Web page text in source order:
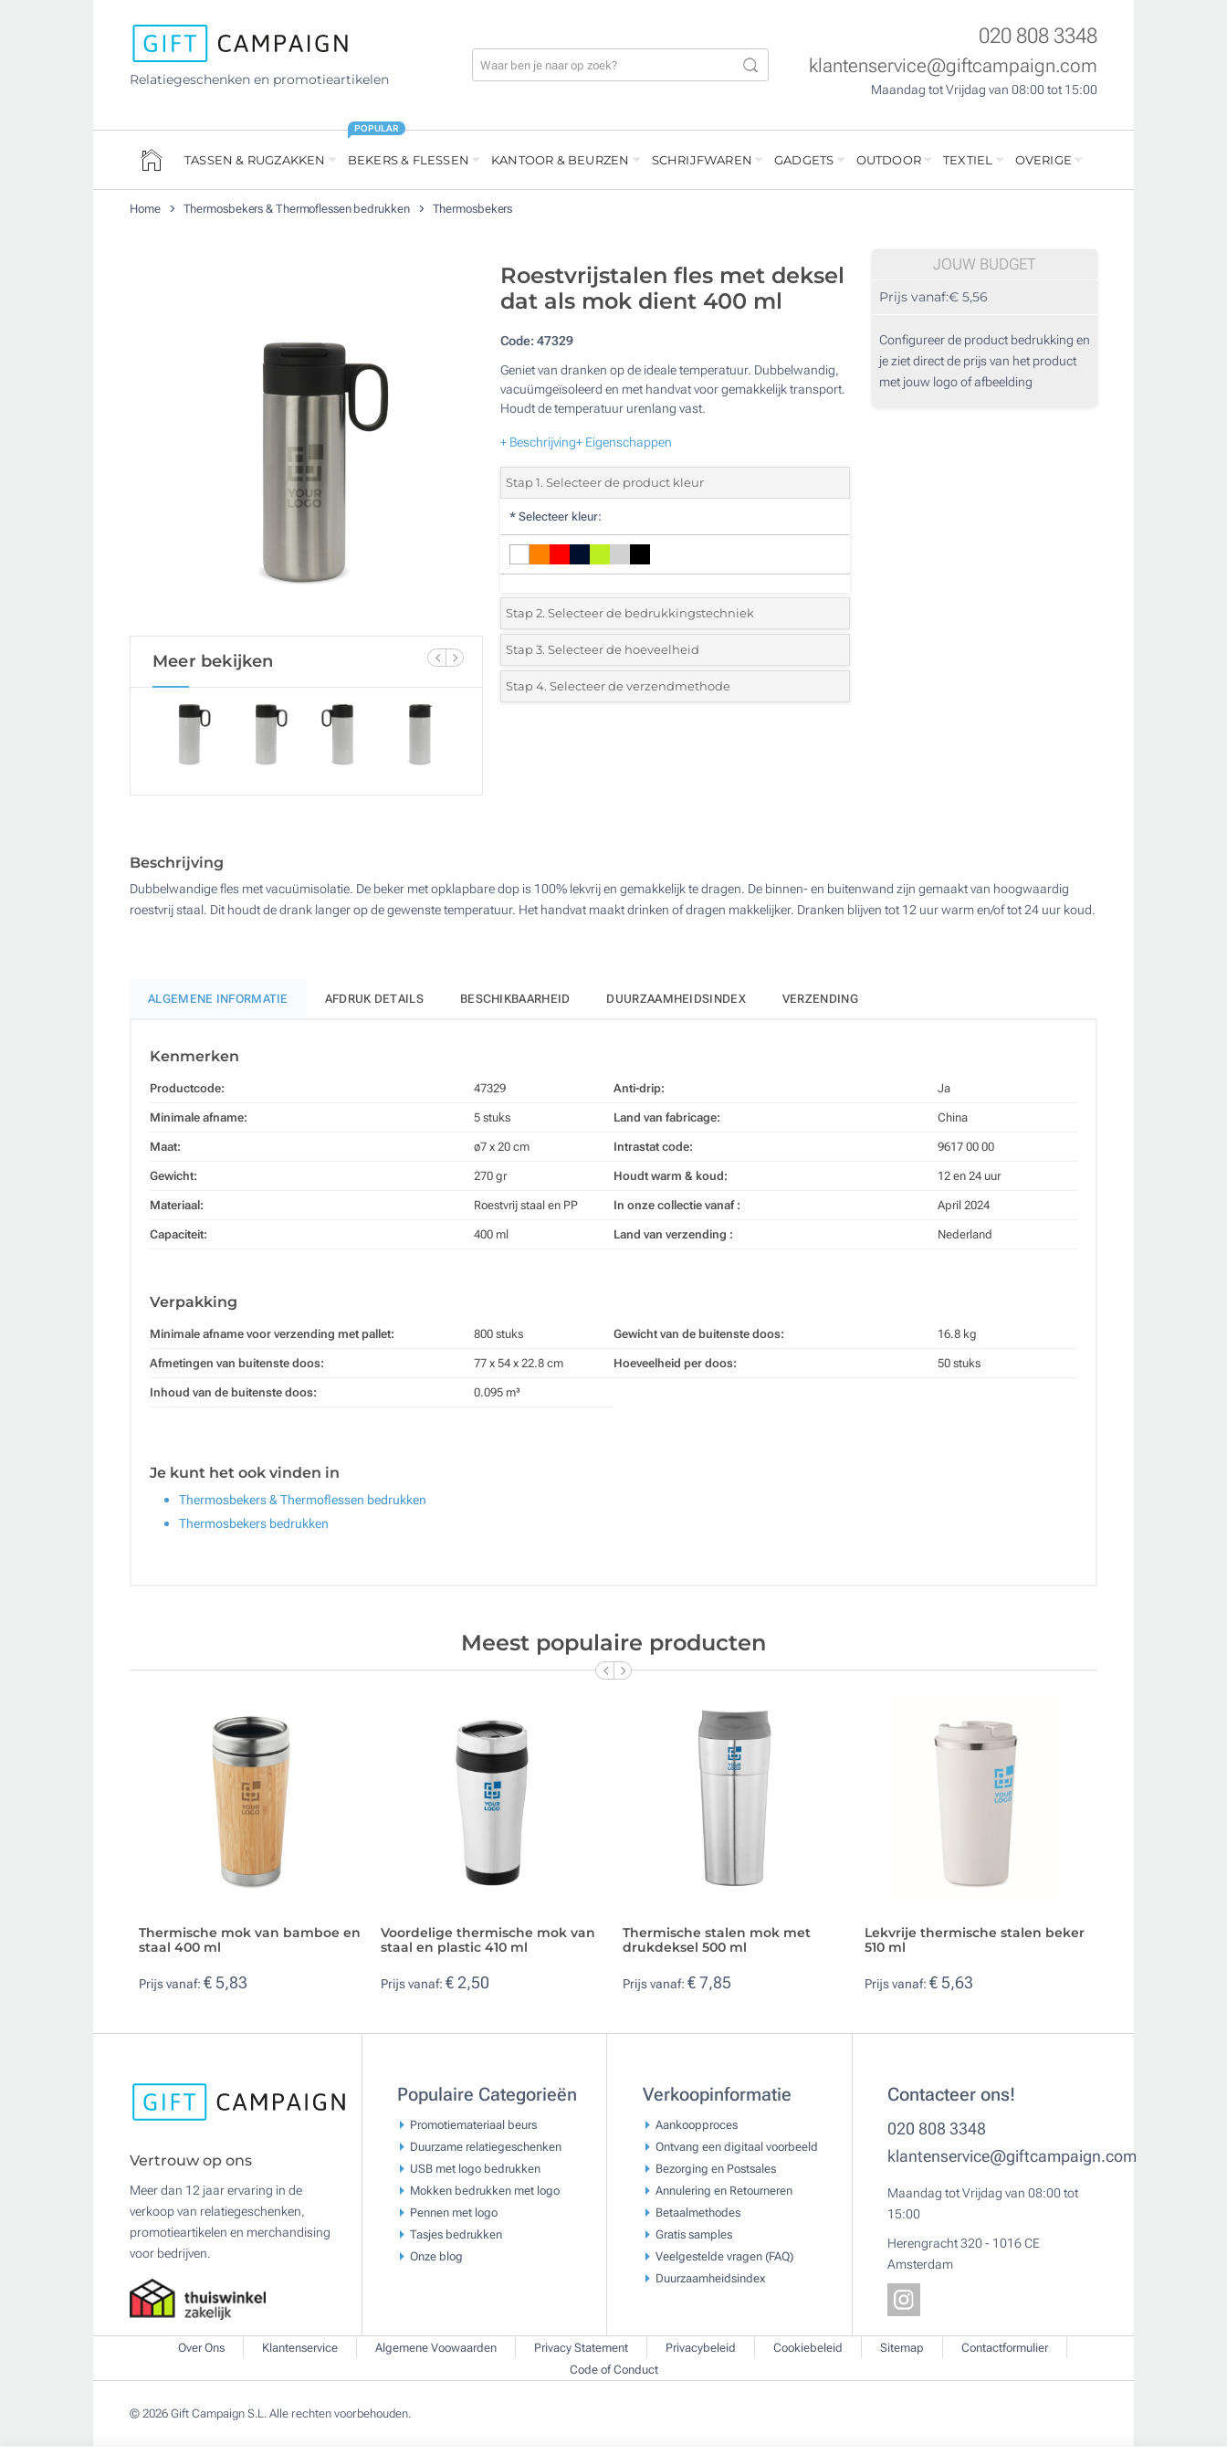
Relatiegeschenken en promotieartikelen
020 808 3348
klantenservice@giftcampaign.com
Maandag tot Vrijdag van 08:00 tot 15:00
TASSEN & RUGZAKKEN BEKERS & FLESSEN
POPULAR
KANTOOR & BEURZEN SCHRIJFWAREN GADGETS OUTDOOR TEXTIEL OVERIGE
Home Thermosbekers & Thermoflessen bedrukken Thermosbekers
Meer bekijken
Roestvrijstalen fles met deksel
dat als mok dient 400 ml
Code:47329
Geniet van dranken op de ideale temperatuur. Dubbelwandig,
vacuümgeïsoleerd en met handvat voor gemakkelijk transport.
Houdt de temperatuur urenlang vast.
+ Beschrijving+ Eigenschappen
Stap 1. Selecteer de product kleur
* Selecteer kleur:
Stap 2. Selecteer de bedrukkingstechniek
*Selecteer de bedrukking en kleuren van het logo:
1 Kleur (Aan een kant)
Lasergravering (Aan een kant)
Stap 3. Selecteer de hoeveelheid
*Selecteer uit de lijst of voeg het gewenste aantal in
100
Stap 4. Selecteer de verzendmethode
JOUW BUDGET
Prijs vanaf:€ 5,56
Configureer de product bedrukking en
je ziet direct de prijs van het product
met jouw logo of afbeelding
Beschrijving
Dubbelwandige fles met vacuümisolatie. De beker met opklapbare dop is 100% lekvrij en gemakkelijk te dragen. De binnen- en buitenwand zijn gemaakt van hoogwaardig
roestvrij staal. Dit houdt de drank langer op de gewenste temperatuur. Het handvat maakt drinken of dragen makkelijker. Dranken blijven tot 12 uur warm en/of tot 24 uur koud.
ALGEMENE INFORMATIE AFDRUK DETAILS BESCHIKBAARHEID DUURZAAMHEIDSINDEX VERZENDING
Kenmerken
Productcode: 47329
Minimale afname: 5 stuks
Maat: ø7 x 20 cm
Gewicht: 270 gr
Materiaal: Roestvrij staal en PP
Capaciteit: 400 ml
Anti-drip: Ja
Land van fabricage: China
Intrastat code: 9617 00 00
Houdt warm & koud: 12 en 24 uur
In onze collectie vanaf : April 2024
Land van verzending : Nederland
Verpakking
Minimale afname voor verzending met pallet: 800 stuks
Afmetingen van buitenste doos: 77 x 54 x 22.8 cm
Inhoud van de buitenste doos: 0.095 m³
Gewicht van de buitenste doos: 16.8 kg
Hoeveelheid per doos: 50 stuks
Je kunt het ook vinden in
Thermosbekers & Thermoflessen bedrukken
Thermosbekers bedrukken
Meest populaire producten
Thermische mok van bamboe en
staal 400 ml
Prijs vanaf: € 5,83
Voordelige thermische mok van
staal en plastic 410 ml
Prijs vanaf: € 2,50
Thermische stalen mok met
drukdeksel 500 ml
Prijs vanaf: € 7,85
Lekvrije thermische stalen beker
510 ml
Prijs vanaf: € 5,63
Vertrouw op ons
Meer dan 12 jaar ervaring in de
verkoop van relatiegeschenken,
promotieartikelen en merchandising
voor bedrijven.
Populaire Categorieën
Promotiemateriaal beurs
Duurzame relatiegeschenken
USB met logo bedrukken
Mokken bedrukken met logo
Pennen met logo
Tasjes bedrukken
Onze blog
Verkoopinformatie
Aankoopproces
Ontvang een digitaal voorbeeld
Bezorging en Postsales
Annulering en Retourneren
Betaalmethodes
Gratis samples
Veelgestelde vragen (FAQ)
Duurzaamheidsindex
Contacteer ons!
020 808 3348
klantenservice@giftcampaign.com
Maandag tot Vrijdag van 08:00 tot
15:00
Herengracht 320 - 1016 CE
Amsterdam
Over Ons Klantenservice Algemene Voowaarden Privacy Statement Privacybeleid Cookiebeleid Sitemap
Contactformulier
Code of Conduct
© 2026 Gift Campaign S.L. Alle rechten voorbehouden.